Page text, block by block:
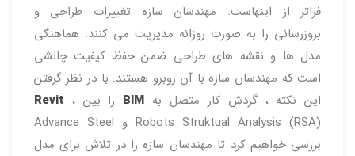
فراتر از اینهاست. مهندسان سازه تغییرات طراحی و
بروزرسانی را به صورت روزانه مدیریت می کنند. هماهنگی
مدل ها و نقشه های طراحی ضمن حفظ کیفیت چالشی
است که مهندسان سازه با آن روبرو هستند. با در نظر گرفتن
این نکته ، گردش کار متصل به BIM را بین Revit ،
Robots Struktual Analysis (RSA) و Advance Steel
بررسی خواهیم کرد تا مهندسان سازه را در تلاش برای مدل